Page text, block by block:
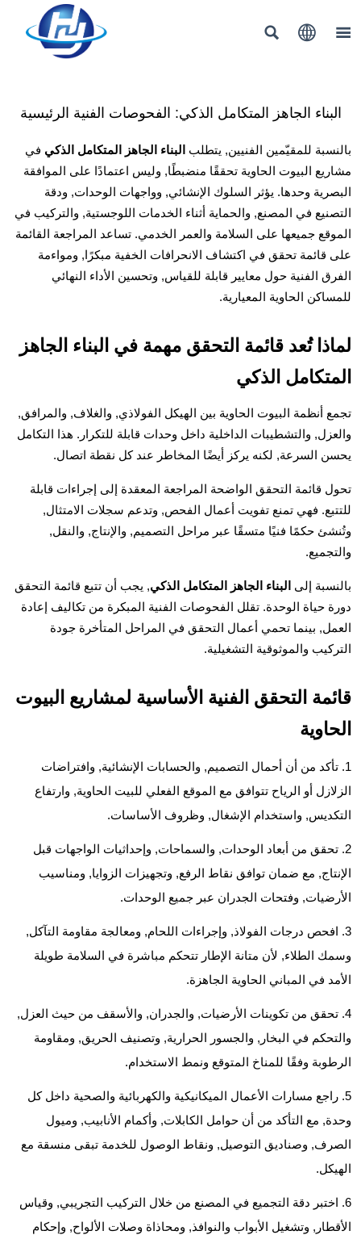
  
البناء الجاهز المتكامل الذكي: الفحوصات الفنية الرئيسية
بالنسبة للمقيّمين الفنيين, يتطلب البناء الجاهز المتكامل الذكي في
مشاريع البيوت الحاوية تحققًا منضبطًا, وليس اعتمادًا على الموافقة
البصرية وحدها. يؤثر السلوك الإنشائي, وواجهات الوحدات, ودقة
التصنيع في المصنع, والحماية أثناء الخدمات اللوجستية, والتركيب في
الموقع جميعها على السلامة والعمر الخدمي. تساعد المراجعة القائمة
على قائمة تحقق في اكتشاف الانحرافات الخفية مبكرًا, ومواءمة
الفرق الفنية حول معايير قابلة للقياس, وتحسين الأداء النهائي
للمساكن الحاوية المعيارية.
لماذا تُعد قائمة التحقق مهمة في البناء الجاهز
المتكامل الذكي
تجمع أنظمة البيوت الحاوية بين الهيكل الفولاذي, والغلاف, والمرافق,
والعزل, والتشطيبات الداخلية داخل وحدات قابلة للتكرار. هذا التكامل
يحسن السرعة, لكنه يركز أيضًا المخاطر عند كل نقطة اتصال.
تحول قائمة التحقق الواضحة المراجعة المعقدة إلى إجراءات قابلة
للتتبع. فهي تمنع تفويت أعمال الفحص, وتدعم سجلات الامتثال,
وتُنشئ حكمًا فنيًا متسقًا عبر مراحل التصميم, والإنتاج, والنقل,
والتجميع.
بالنسبة إلى البناء الجاهز المتكامل الذكي, يجب أن تتبع قائمة التحقق
دورة حياة الوحدة. تقلل الفحوصات الفنية المبكرة من تكاليف إعادة
العمل, بينما تحمي أعمال التحقق في المراحل المتأخرة جودة
التركيب والموثوقية التشغيلية.
قائمة التحقق الفنية الأساسية لمشاريع البيوت
الحاوية
تأكد من أن أحمال التصميم, والحسابات الإنشائية, وافتراضات
الزلازل أو الرياح تتوافق مع الموقع الفعلي للبيت الحاوية, وارتفاع
التكديس, واستخدام الإشغال, وظروف الأساسات.
تحقق من أبعاد الوحدات, والسماحات, وإحداثيات الواجهات قبل
الإنتاج, مع ضمان توافق نقاط الرفع, وتجهيزات الزوايا, ومناسيب
الأرضيات, وفتحات الجدران عبر جميع الوحدات.
افحص درجات الفولاذ, وإجراءات اللحام, ومعالجة مقاومة التآكل,
وسمك الطلاء, لأن متانة الإطار تتحكم مباشرة في السلامة طويلة
الأمد في المباني الحاوية الجاهزة.
تحقق من تكوينات الأرضيات, والجدران, والأسقف من حيث العزل,
والتحكم في البخار, والجسور الحرارية, وتصنيف الحريق, ومقاومة
الرطوبة وفقًا للمناخ المتوقع ونمط الاستخدام.
راجع مسارات الأعمال الميكانيكية والكهربائية والصحية داخل كل
وحدة, مع التأكد من أن حوامل الكابلات, وأكمام الأنابيب, وميول
الصرف, وصناديق التوصيل, ونقاط الوصول للخدمة تبقى منسقة مع
الهيكل.
اختبر دقة التجميع في المصنع من خلال التركيب التجريبي, وقياس
الأقطار, وتشغيل الأبواب والنوافذ, ومحاذاة وصلات الألواح, وإحكام